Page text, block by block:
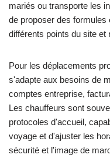
mariés ou transporte les
de proposer des
différents points du site et
Pour les déplacements
s'adapte aux besoins de
comptes entreprise,
Les chauffeurs sont
protocoles d'accueil,
voyage et d'ajuster les
sécurité et l'image de